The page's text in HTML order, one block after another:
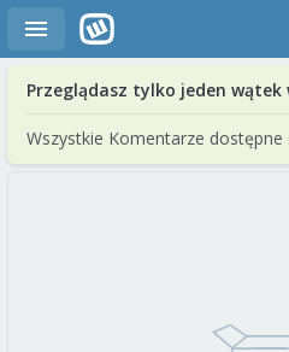
Przeglądasz tylko jeden wątek
Wszystkie Komentarze dostępne